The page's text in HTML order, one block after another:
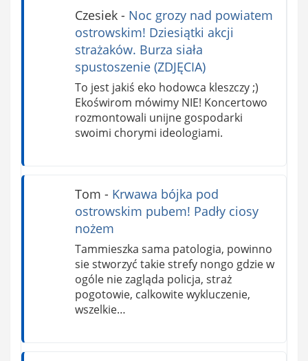
Czesiek- Noc grozy nad powiatem
ostrowskim! Dziesiątki akcji
strażaków. Burza siała
spustoszenie (ZDJĘCIA)
To jest jakiś eko hodowca kleszczy ;)
Ekoświrom mówimy NIE! Koncertowo
rozmontowali unijne gospodarki
swoimi chorymi ideologiami.
Tom - Krwawa bójka pod
ostrowskim pubem! Padły ciosy
nożem
Tammieszka sama patologia, powinno
sie stworzyć takie strefy nongo gdzie w
ogóle nie zagląda policja, straż
pogotowie, calkowite wykluczenie,
wszelkie…